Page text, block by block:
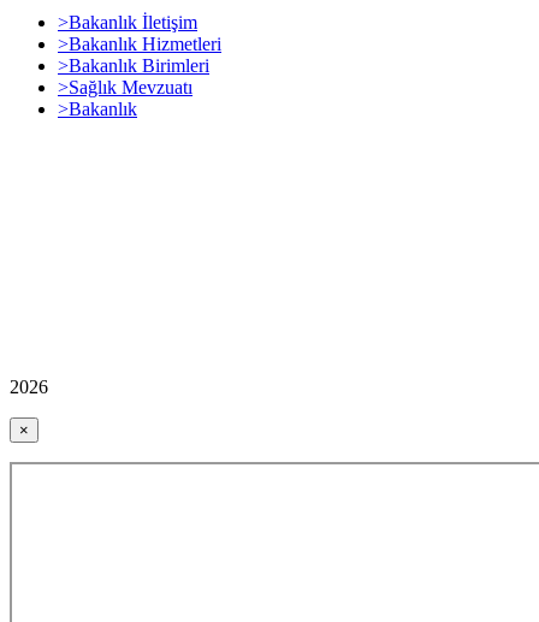
>Bakanlık İletişim
>Bakanlık Hizmetleri
>Bakanlık Birimleri
>Sağlık Mevzuatı
>Bakanlık
2026
×